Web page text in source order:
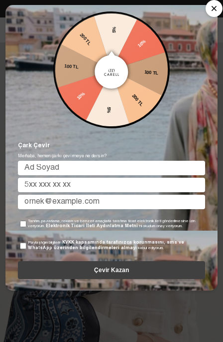
Carell in Roma Koleksiyonu Şimdi Satışta! Hemen keşfet.
5%
10%
100 TL
200 TL
5%
10%
100 TL
200 TL
Çark Çevir
Merhaba, hemen çarkı çevirmeye ne dersin?
Tanıtım, pazarlama, reklam ve benzeri amaçlarla tarafıma ticari elektronik ileti gönderilmesine izin
veriyorum. Elektronik Ticari İleti Aydınlatma Metni 'ni okudum onay veriyorum.
Paylaştığım bilgilerin KVKK kapsamında tarafınızca korunmasını, sms ve
WhatsApp üzerinden bilgilendirmeleri almayı
kabul ediyorum.
Çevir Kazan